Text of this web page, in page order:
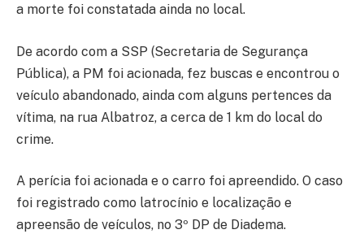
a morte foi constatada ainda no local.
De acordo com a SSP (Secretaria de Segurança
Pública), a PM foi acionada, fez buscas e encontrou o
veículo abandonado, ainda com alguns pertences da
vítima, na rua Albatroz, a cerca de 1 km do local do
crime.
A perícia foi acionada e o carro foi apreendido. O caso
foi registrado como latrocínio e localização e
apreensão de veículos, no 3º DP de Diadema.